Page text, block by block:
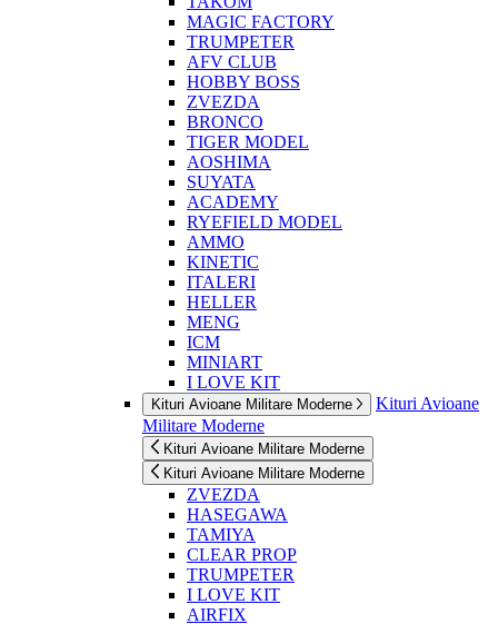
MAGIC FACTORY
TRUMPETER
AFV CLUB
HOBBY BOSS
ZVEZDA
BRONCO
TIGER MODEL
AOSHIMA
SUYATA
ACADEMY
RYEFIELD MODEL
AMMO
KINETIC
ITALERI
HELLER
MENG
ICM
MINIART
I LOVE KIT
Kituri Avioane Militare Moderne
Kituri Avioane
Militare Moderne
Kituri Avioane Militare Moderne
Kituri Avioane Militare Moderne
ZVEZDA
HASEGAWA
TAMIYA
CLEAR PROP
TRUMPETER
I LOVE KIT
AIRFIX